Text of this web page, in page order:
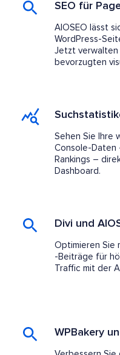
SEO für
AIOSEO lässt
WordPress-
Jetzt verwalten
bevorzugten
Sehen Sie Ihre
Console-Daten
Rankings –
Dashboard.
Divi und
Optimieren Sie
-Beiträge für
Traffic mit der
WPBakery